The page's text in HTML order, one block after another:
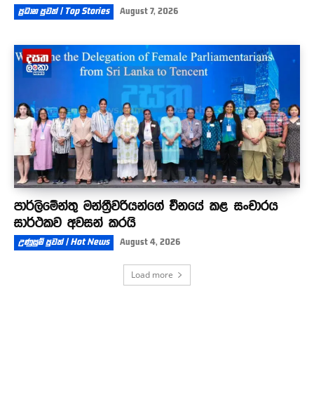
ප්‍රධාන පුවත් | Top Stories August 7, 2026
පාර්ලිමේන්තු මන්ත්‍රීවරියන්ගේ චීනයේ කළ සංචාරය
සාර්ථකව අවසන් කරයි
උණුසුම් පුවත් | Hot News August 4, 2026
Load more